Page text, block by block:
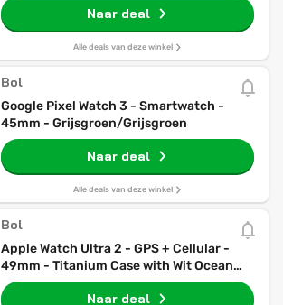
Naar deal
Alle deals van deze winkel
Bol
Google Pixel Watch 3 - Smartwatch -
45mm - Grijsgroen/Grijsgroen
Naar deal
Alle deals van deze winkel
Bol
Apple Watch Ultra 2 - GPS + Cellular -
49mm - Titanium Case with Wit Ocean
Band
Naar deal